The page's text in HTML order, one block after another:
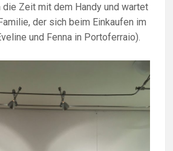
Zeit mit dem Handy und wartet
der sich beim Einkaufen im
und Fenna in Portoferraio).